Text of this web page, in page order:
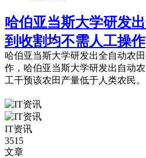
哈伯亚当斯大学研发
到收割均不需人工操作
哈伯亚当斯大学研发出全自动农
作，哈伯亚当斯大学研发出自动
工干预该农田产量低于人类农民。
IT资讯
3515
文章